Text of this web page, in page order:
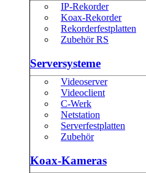
IP-Rekorder
Koax-Rekorder
Rekorderfestplatten
Zubehör RS
Serversysteme
Videoserver
Videoclient
C-Werk
Netstation
Serverfestplatten
Zubehör
Koax-Kameras